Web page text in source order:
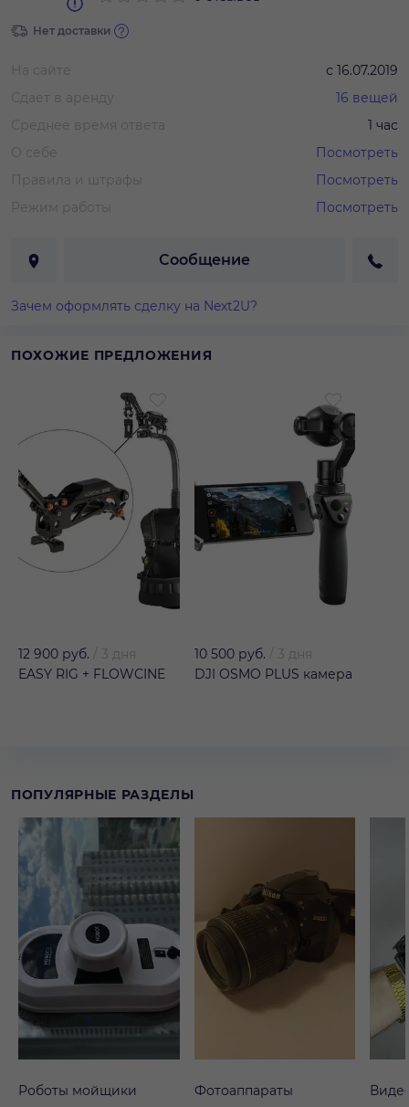
Нет доставки
На сайте с 16.07.2019
Сдает в аренду
16 вещей
Среднее время ответа
1 час
О себе
Посмотреть
Правила и штрафы
Посмотреть
Режим работы
Посмотреть
Сообщение
Зачем оформлять сделку на Next2U?
ПОХОЖИЕ ПРЕДЛОЖЕНИЯ
12 900 руб.
3 дня
EASY RIG + FLOWCINE
10 500 руб.
3 дня
DJI OSMO PLUS камера
ПОПУЛЯРНЫЕ РАЗДЕЛЫ
Роботы мойщики Фотоаппараты